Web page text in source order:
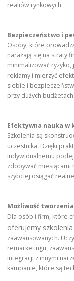
realiów rynkowych.
Bezpieczeństwo i
Osoby, które
narażają się na straty
minimalizować
reklamy i mierzyć
siebie i
przy dużych
Efektywna nauka w
Szkolenia są
uczestnika. Dzięki
indywidualnemu
zdobywać miesiącami
szybciej osiągać
Możliwość
Dla osób i firm, które
oferujemy
zaawansowanych.
remarketingu,
integracji z innymi
kampanie, które są